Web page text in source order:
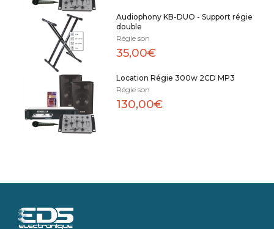
Audiophony KB-DUO - Support régie
double
Régie son
35,00€
Location Régie 300w 2CD MP3
Régie son
130,00€